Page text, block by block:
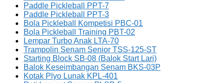
Paddle Pickleball PPT-7
Paddle Pickleball PPT-3
Bola Pickleball Kompetisi PBC-01
Bola Pickleball Training PBT-02
Lempar Turbo Anak LTA-70
Trampolin Senam Senior TSS-125-ST
Starting Block SB-08 (Balok Start Lari)
Balok Keseimbangan Senam BKS-03P
Kotak Plyo Lunak KPL-401